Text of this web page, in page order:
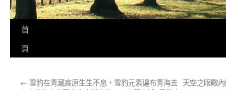
首
頁
← 雪豹在青藏高原生生不息，雪豹元素遍布青海去 天空之眼瞰